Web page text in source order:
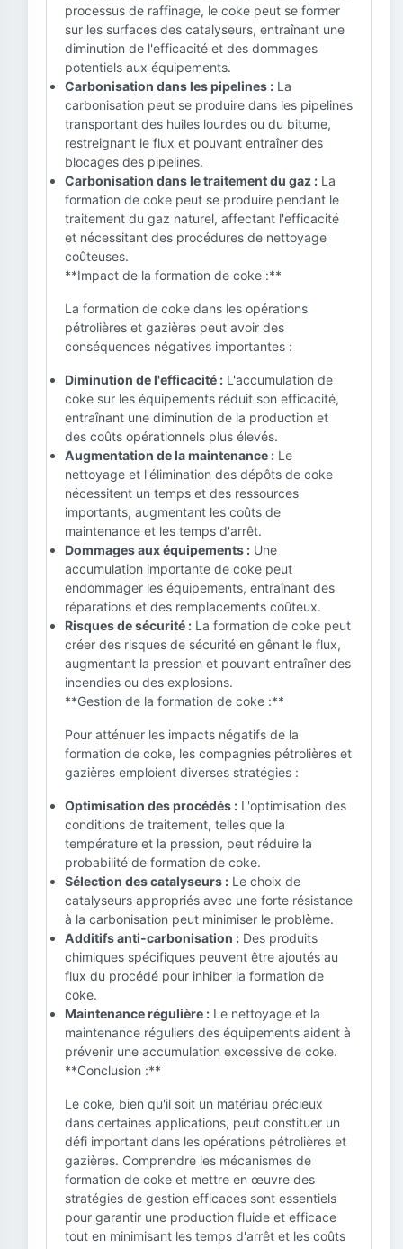
processus de raffinage, le coke peut se former
sur les surfaces des catalyseurs, entraînant une
diminution de l'efficacité et des dommages
potentiels aux équipements.
Carbonisation dans les pipelines : La
carbonisation peut se produire dans les pipelines
transportant des huiles lourdes ou du bitume,
restreignant le flux et pouvant entraîner des
blocages des pipelines.
Carbonisation dans le traitement du gaz : La
formation de coke peut se produire pendant le
traitement du gaz naturel, affectant l'efficacité
et nécessitant des procédures de nettoyage
coûteuses.
**Impact de la formation de coke :**
La formation de coke dans les opérations
pétrolières et gazières peut avoir des
conséquences négatives importantes :
Diminution de l'efficacité : L'accumulation de
coke sur les équipements réduit son efficacité,
entraînant une diminution de la production et
des coûts opérationnels plus élevés.
Augmentation de la maintenance : Le
nettoyage et l'élimination des dépôts de coke
nécessitent un temps et des ressources
importants, augmentant les coûts de
maintenance et les temps d'arrêt.
Dommages aux équipements : Une
accumulation importante de coke peut
endommager les équipements, entraînant des
réparations et des remplacements coûteux.
Risques de sécurité : La formation de coke peut
créer des risques de sécurité en gênant le flux,
augmentant la pression et pouvant entraîner des
incendies ou des explosions.
**Gestion de la formation de coke :**
Pour atténuer les impacts négatifs de la
formation de coke, les compagnies pétrolières et
gazières emploient diverses stratégies :
Optimisation des procédés : L'optimisation des
conditions de traitement, telles que la
température et la pression, peut réduire la
probabilité de formation de coke.
Sélection des catalyseurs : Le choix de
catalyseurs appropriés avec une forte résistance
à la carbonisation peut minimiser le problème.
Additifs anti-carbonisation : Des produits
chimiques spécifiques peuvent être ajoutés au
flux du procédé pour inhiber la formation de
coke.
Maintenance régulière : Le nettoyage et la
maintenance réguliers des équipements aident à
prévenir une accumulation excessive de coke.
**Conclusion :**
Le coke, bien qu'il soit un matériau précieux
dans certaines applications, peut constituer un
défi important dans les opérations pétrolières et
gazières. Comprendre les mécanismes de
formation de coke et mettre en œuvre des
stratégies de gestion efficaces sont essentiels
pour garantir une production fluide et efficace
tout en minimisant les temps d'arrêt et les coûts